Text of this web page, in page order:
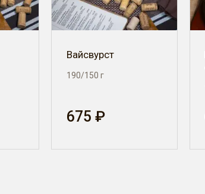
Вайсвурст
190/150 г
675 ₽